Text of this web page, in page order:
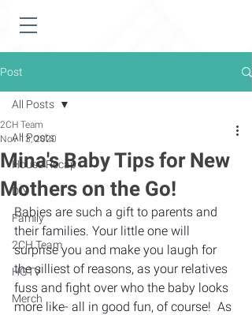
Post
All Posts
House Recap
DIY
Family
2CH Team
HGTV
Merch
All Posts
Mina's Baby Tips for New
Mothers on the Go!
2CH Team
Nov 13, 2020
Babies are such a gift to parents and
their families. Your little one will
surprise you and make you laugh for
the silliest of reasons, as your relatives
fuss and fight over who the baby looks
more like- all in good fun, of course!  As